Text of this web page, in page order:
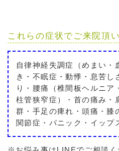
これらの症状でご来院頂
自律神経失調症（めまい・
き・不眠症・動悸・息苦し
り・腰痛（椎間板ヘルニア
柱管狭窄症）・首の痛み・
群・手足の痺れ・頭痛・膝
関節症・パニック・イッ